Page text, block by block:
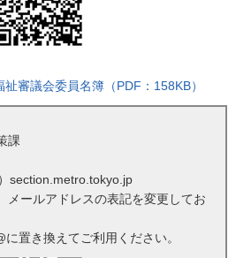
審議会委員名簿（PDF：158KB）
課
section.metro.tokyo.jp
ールアドレスの表記を変更してお
置き換えてご利用ください。